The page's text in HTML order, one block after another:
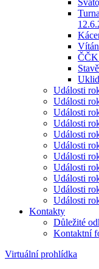
ČČK
Události
Události
Události
Události
Události
Události
Události
Události
Události
Události
Události
Kontakty
Důležité
Kontaktní
Virtuální prohlídka